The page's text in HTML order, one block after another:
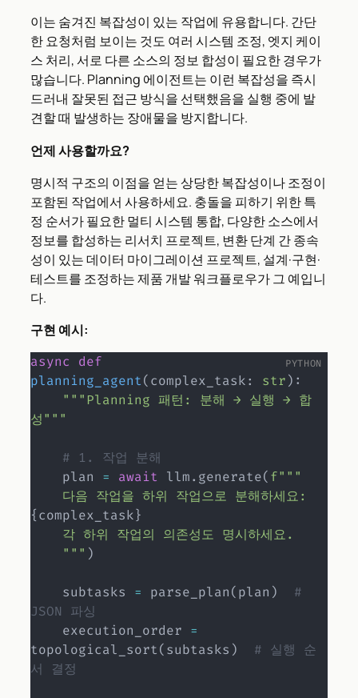
이는 숨겨진 복잡성이 있는 작업에 유용합니다. 간단
한 요청처럼 보이는 것도 여러 시스템 조정, 엣지 케이
스 처리, 서로 다른 소스의 정보 합성이 필요한 경우가
많습니다. Planning 에이전트는 이런 복잡성을 즉시
드러내 잘못된 접근 방식을 선택했음을 실행 중에 발
견할 때 발생하는 장애물을 방지합니다.
언제 사용할까요?
명시적 구조의 이점을 얻는 상당한 복잡성이나 조정이
포함된 작업에서 사용하세요. 충돌을 피하기 위한 특
정 순서가 필요한 멀티 시스템 통합, 다양한 소스에서
정보를 합성하는 리서치 프로젝트, 변환 단계 간 종속
성이 있는 데이터 마이그레이션 프로젝트, 설계·구현·
테스트를 조정하는 제품 개발 워크플로우가 그 예입니
다.
구현 예시:
async
def
planning_agent(complex_task: str) :
"""Planning 패턴: 분해 → 실행 → 합
성"""
# 1. 작업 분해
    plan
= await llm. generate(f"""
{complex_task}
    """
)
    subtasks
= parse_plan(plan )
#
JSON 파싱
    execution_order
=
topological_sort(subtasks )
# 실행 순
서 결정